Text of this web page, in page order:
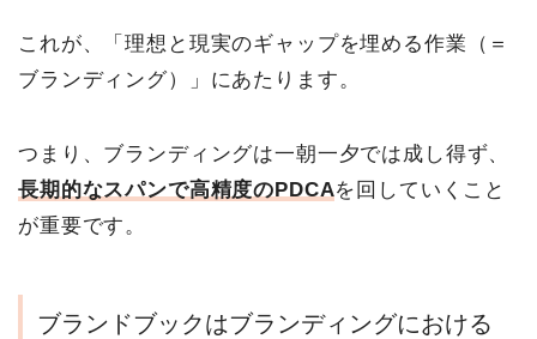
これが、「理想と現実のギャップを埋める作業（＝
ブランディング）」にあたります。
つまり、ブランディングは一朝一夕では成し得ず、
長期的なスパンで高精度のPDCAを回していくこと
が重要です。
ブランドブックはブランディングにおける